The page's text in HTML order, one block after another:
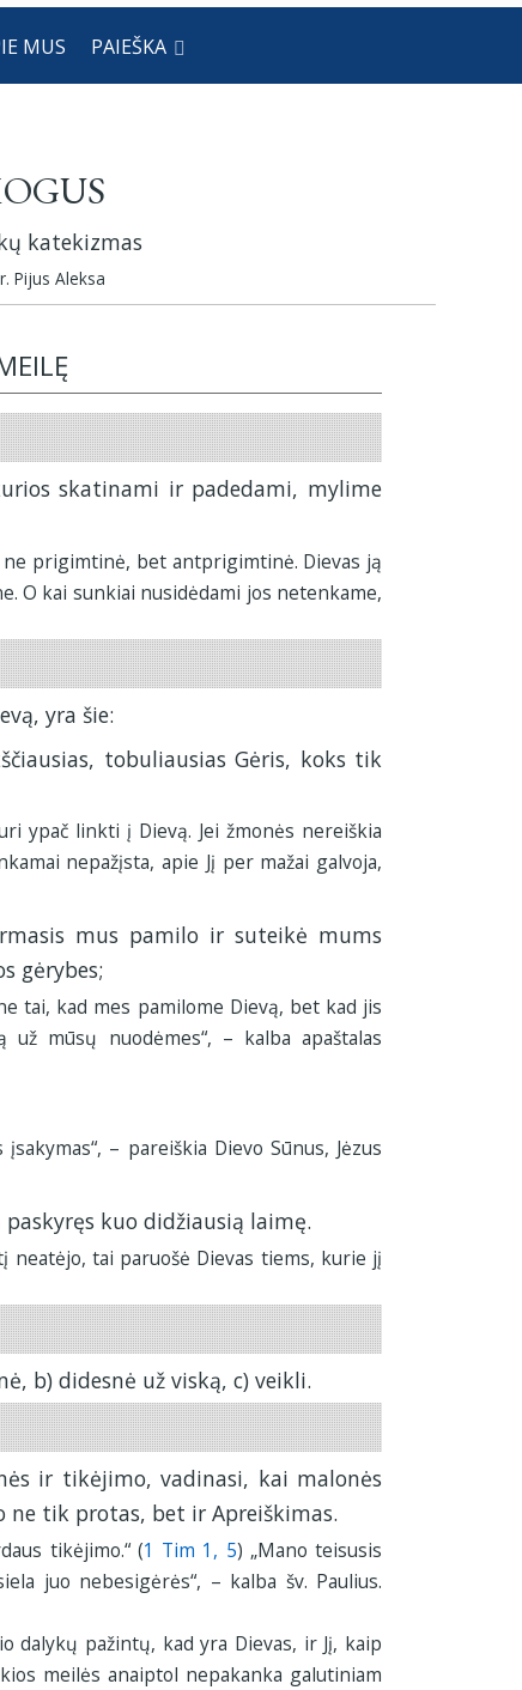
MUS PAIEŠKA
katekizmas
Pijus Aleksa
skatinami ir padedami, mylime
prigimtinė, bet antprigimtinė. Dievas ją
O kai sunkiai nusidėdami jos netenkame,
yra šie:
tobuliausias Gėris, koks tik
ypač linkti į Dievą. Jei žmonės nereiškia
nepažįsta, apie Jį per mažai galvoja,
mus pamilo ir suteikė mums
gėrybes;
tai, kad mes pamilome Dievą, bet kad jis
mūsų nuodėmes“, – kalba apaštalas
– pareiškia Dievo Sūnus, Jėzus
kuo didžiausią laimę.
neatėjo, tai paruošė Dievas tiems, kurie jį
b) didesnė už viską, c) veikli.
ir tikėjimo, vadinasi, kai malonės
ne tik protas, bet ir Apreiškimas.
tikėjimo.“ (1 Tim 1, 5) „Mano teisusis
juo nebesigėrės“, – kalba šv. Paulius.
pažintų, kad yra Dievas, ir Jį, kaip
meilės anaiptol nepakanka galutiniam